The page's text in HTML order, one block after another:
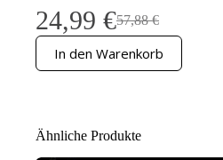
57,88€
Ursprünglicher
war:
57,88 €
24,99 €
Aktueller
ist:
24,99 €.
In den Warenkorb
Ähnliche Produkte